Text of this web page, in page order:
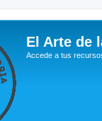
El Arte de
Accede a tus